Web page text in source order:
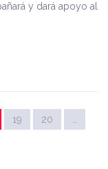
y dará apoyo al
19 20 …